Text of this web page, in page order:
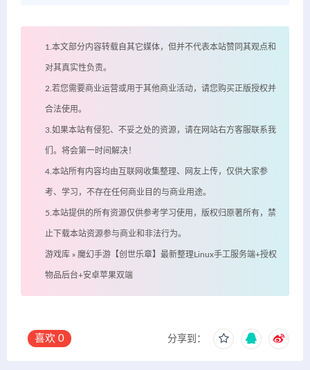
1.本文部分内容转载自其它媒体，但并不代表本站赞同其观点和
对其真实性负责。
2.若您需要商业运营或用于其他商业活动，请您购买正版授权并
合法使用。
3.如果本站有侵犯、不妥之处的资源，请在网站右方客服联系我
们。将会第一时间解决！
4.本站所有内容均由互联网收集整理、网友上传，仅供大家参
考、学习，不存在任何商业目的与商业用途。
5.本站提供的所有资源仅供参考学习使用，版权归原著所有，禁
止下载本站资源参与商业和非法行为。
游戏库 » 魔幻手游【创世乐章】最新整理Linux手工服务端+授权
物品后台+安卓苹果双端
喜欢 0 分享到：